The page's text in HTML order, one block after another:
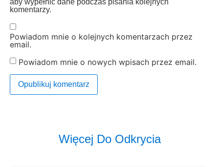
aby wypełnić dane podczas pisania kolejnych
komentarzy.
Powiadom mnie o kolejnych komentarzach przez
email.
Powiadom mnie o nowych wpisach przez email.
Więcej Do Odkrycia